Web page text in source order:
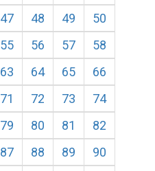
47 48 49
50
55 56 57
58
63 64 65
66
71 72 73
74
79 80 81
82
87 88 89
90